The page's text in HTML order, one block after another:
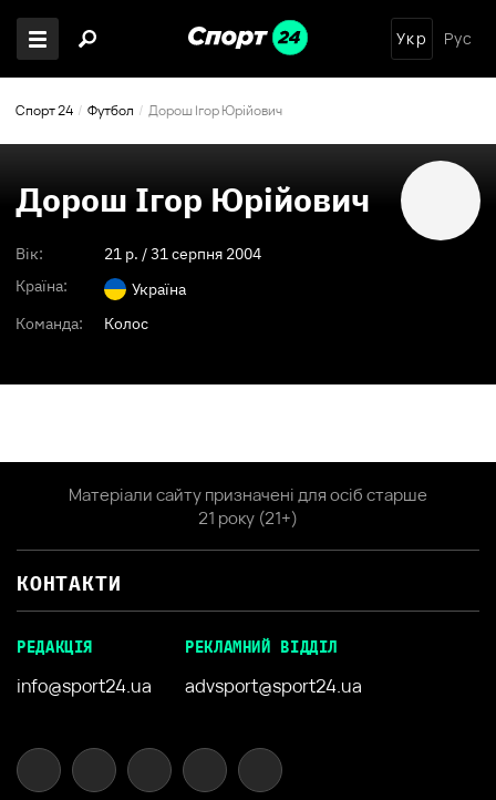
Укр Рус
Спорт 24 Футбол Дорош Ігор Юрійович
Дорош Ігор Юрійович
Вік: 21 p. /31 серпня 2004
Країна:
Україна
Команда:
Колос
Матеріали сайту призначені для осіб старше
21 року (21+)
КОНТАКТИ
РЕДАКЦІЯ
info@sport24.ua
РЕКЛАМНИЙ ВІДДІЛ
advsport@sport24.ua